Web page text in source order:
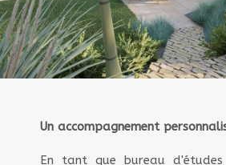
Un accompagnement
En tant que bureau